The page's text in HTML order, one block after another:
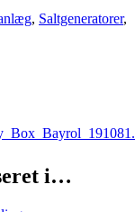
, Saltgeneratorer,
i…